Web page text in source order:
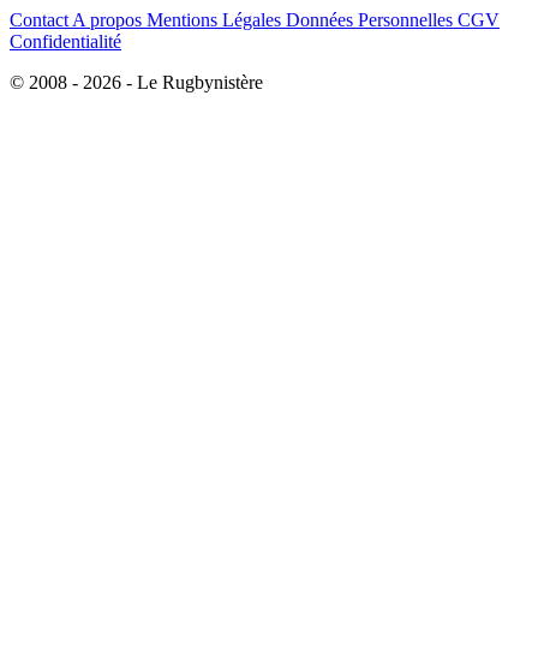
Contact A propos Mentions Légales Données Personnelles CGV
Confidentialité
© 2008 - 2026 - Le Rugbynistère